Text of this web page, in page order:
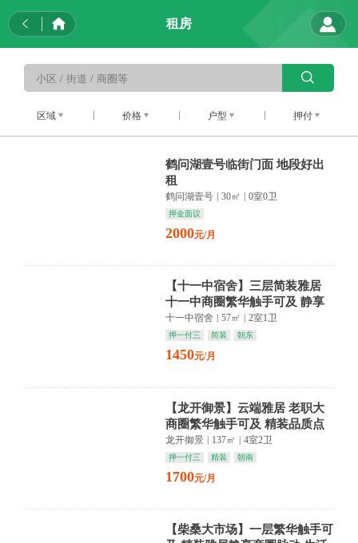
租房
区域 价格 户型 押付
鹤问湖壹号临街门面 地段好出
租
鹤问湖壹号 30㎡ 0室0卫
押金面议
2000元/月
【十一中宿舍】三层简装雅居
十一中商圈繁华触手可及 静享
都市慢生活
十一中宿舍 57㎡ 2室1卫
押一付三 简装 朝东
1450元/月
【龙开御景】云端雅居 老职大
商圈繁华触手可及 精装品质点
亮生活
龙开御景 137㎡ 4室2卫
押一付三 精装 朝南
1700元/月
【柴桑大市场】一层繁华触手可